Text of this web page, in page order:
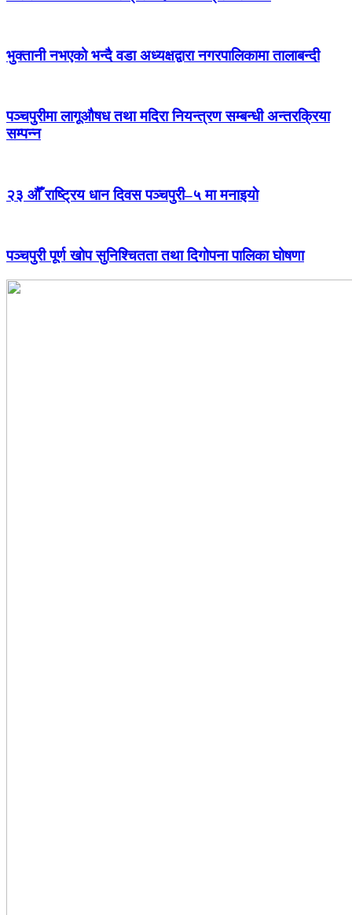
भुक्तानी नभएको भन्दै वडा अध्यक्षद्वारा नगरपालिकामा तालाबन्दी
पञ्चपुरीमा लागूऔषध तथा मदिरा नियन्त्रण सम्बन्धी अन्तरक्रिया
सम्पन्न
२३ औँ राष्ट्रिय धान दिवस पञ्चपुरी–५ मा मनाइयाे
पञ्चपुरी पूर्ण खोप सुनिश्चितता तथा दिगोपना पालिका घोषणा